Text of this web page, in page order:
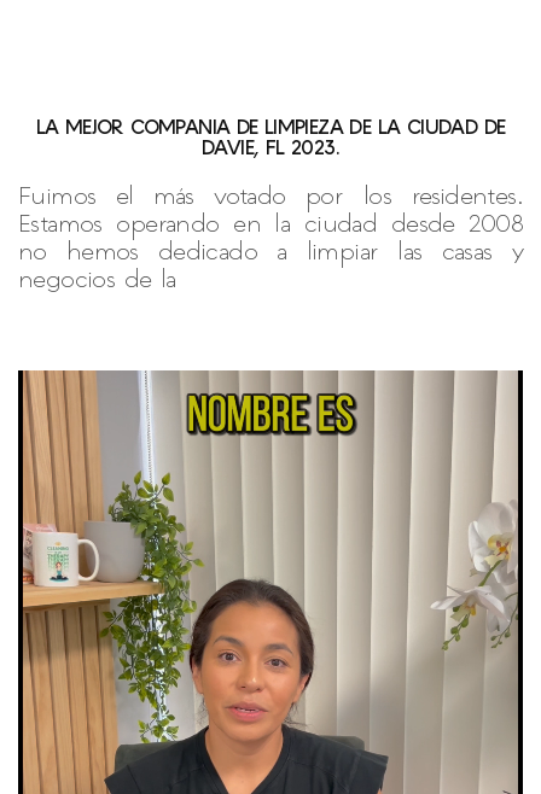
LA MEJOR COMPANIA DE LIMPIEZA DE LA CIUDAD DE
DAVIE, FL 2023.
Fuimos el más votado por los residentes.
Estamos operando en la ciudad desde 2008
no hemos dedicado a limpiar las casas y
negocios de la